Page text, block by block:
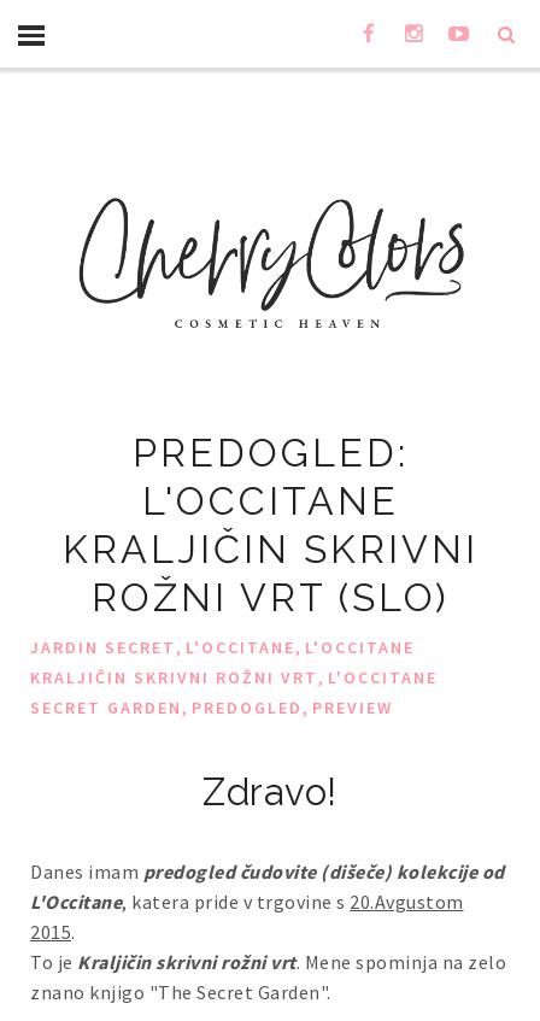
PREDOGLED:
L'OCCITANE
KRALJIČIN SKRIVNI
ROŽNI VRT (SLO)
JARDIN SECRET, L'OCCITANE, L'OCCITANE
KRALJIČIN SKRIVNI ROŽNI VRT, L'OCCITANE
SECRET GARDEN, PREDOGLED, PREVIEW
Zdravo!
Danes imam predogled čudovite (dišeče) kolekcije od
L'Occitane, katera pride v trgovine s 20.Avgustom
2015.
To je Kraljičin skrivni rožni vrt. Mene spominja na zelo
znano knjigo "The Secret Garden".